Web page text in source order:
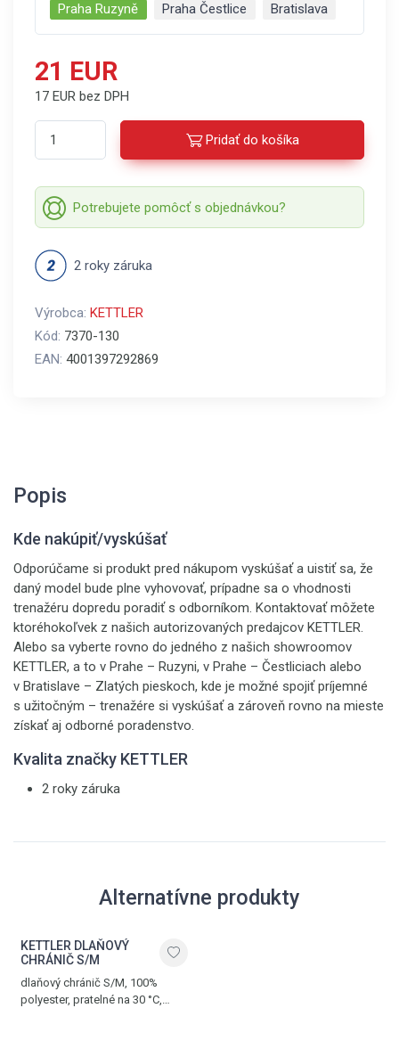
Praha Ruzyně
Praha Čestlice Bratislava
21 EUR
17 EUR bez DPH
Pridať do košíka
Potrebujete pomôcť s objednávkou?
2 roky záruka
Výrobca: KETTLER
Kód: 7370-130
EAN: 4001397292869
Popis
Kde nakúpiť/vyskúšať
Odporúčame si produkt pred nákupom vyskúšať a uistiť sa, že
daný model bude plne vyhovovať, prípadne sa o vhodnosti
trenažéru dopredu poradiť s odborníkom. Kontaktovať môžete
ktoréhokoľvek z našich autorizovaných predajcov KETTLER.
Alebo sa vyberte rovno do jedného z našich showroomov
KETTLER, a to v Prahe – Ruzyni, v Prahe – Čestliciach alebo
v Bratislave – Zlatých pieskoch, kde je možné spojiť príjemné
s užitočným – trenažére si vyskúšať a zároveň rovno na mieste
získať aj odborné poradenstvo.
Kvalita značky KETTLER
2 roky záruka
Alternatívne produkty
KETTLER DLAŇOVÝ
CHRÁNIČ S/M
dlaňový chránič S/M, 100%
polyester, pratelné na 30 °C,